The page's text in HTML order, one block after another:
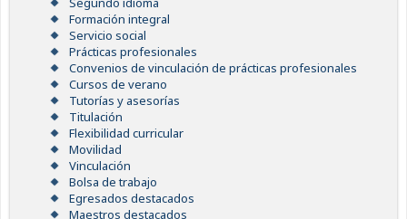
Formación integral
Servicio social
Prácticas profesionales
Convenios de vinculación de prácticas profesionales
Cursos de verano
Tutorías y asesorías
Titulación
Flexibilidad curricular
Movilidad
Vinculación
Bolsa de trabajo
Egresados destacados
Maestros destacados